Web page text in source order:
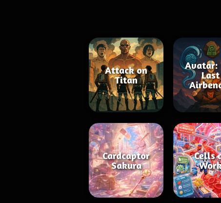
Attack on
Titan
Avatar:
Last
Cardcaptor
Sakura
Cells